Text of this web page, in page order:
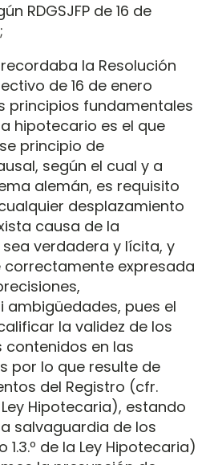
RDGSJFP de 16 de
la Resolución
de 16 de enero
principios fundamentales
hipotecario es el que
principio de
según el cual y a
alemán, es requisito
desplazamiento
causa de la
verdadera y lícita, y
correctamente expresada
ambigüedades, pues el
la validez de los
en las
por lo que resulte de
del Registro (cfr.
Ley Hipotecaria), estando
salvaguardia de los
de la Ley Hipotecaria)